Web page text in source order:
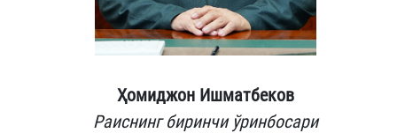
Ҳомиджон Ишматбеков
Раиснинг биринчи ўринбосари